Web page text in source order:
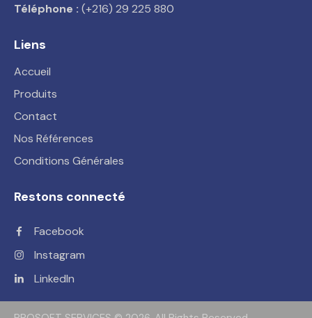
Téléphone : (+216) 29 225 880
Liens
Accueil
Produits
Contact
Nos Références
Conditions Générales
Restons connecté
Facebook
Instagram
LinkedIn